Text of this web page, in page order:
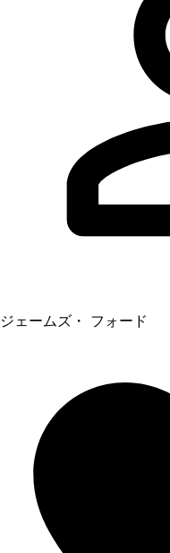
ジェームズ・ フォード